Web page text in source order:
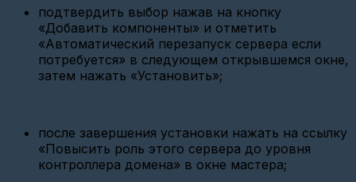
АRТМ
(GSM)
СИ-11
или
СИ-11
СЕ308
(СПОДЭС)
подтвердить выбор нажав на кнопку
«Добавить компоненты» и отметить
«Автоматический перезапуск сервера если
потребуется» в следующем открывшемся окне,
затем нажать «Установить»;
после завершения установки нажать на ссылку
«Повысить роль этого сервера до уровня
контроллера домена» в окне мастера;